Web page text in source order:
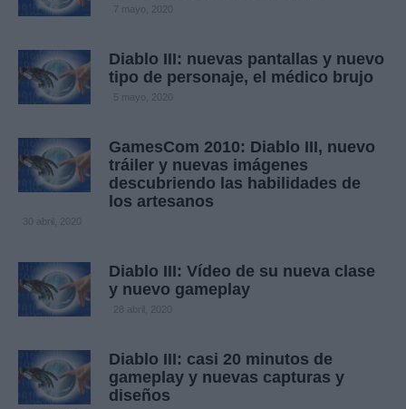
7 mayo, 2020
Diablo III: nuevas pantallas y nuevo
tipo de personaje, el médico brujo
5 mayo, 2020
GamesCom 2010: Diablo III, nuevo
tráiler y nuevas imágenes
descubriendo las habilidades de
los artesanos
30 abril, 2020
Diablo III: Vídeo de su nueva clase
y nuevo gameplay
28 abril, 2020
Diablo III: casi 20 minutos de
gameplay y nuevas capturas y
diseños